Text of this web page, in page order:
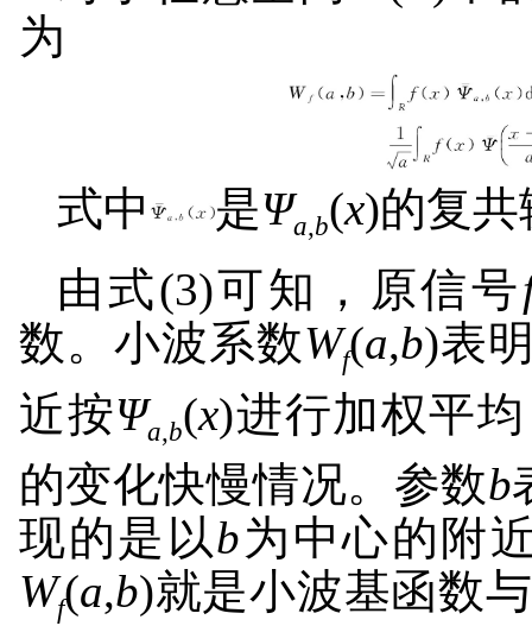
为
式中 是Ψa,b(x)的复
由式(3)可知，原信号
数。小波系数Wf(a,b)表
近按Ψa,b(x)进行加权平
的变化快慢情况。参数b
现的是以b为中心的附
Wf(a,b)就是小波基函数